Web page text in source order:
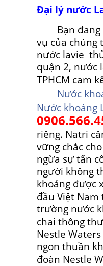
Đại lý nước
Bạn đang ở
vụ của chúng
nước lavie
quận 2, nước
TPHCM cam
Nước
Nước khoáng
riêng. Natri
vững chắc
ngừa sự tấn
người không
khoáng được
đầu Việt
trường nước
chai thông
Nestle
ngon thuần
đoàn Nestle